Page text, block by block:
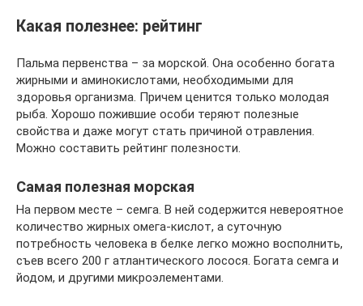
Какая полезнее: рейтинг
Пальма первенства – за морской. Она особенно богата
жирными и аминокислотами, необходимыми для
здоровья организма. Причем ценится только молодая
рыба. Хорошо пожившие особи теряют полезные
свойства и даже могут стать причиной отравления.
Можно составить рейтинг полезности.
Самая полезная морская
На первом месте – семга. В ней содержится невероятное
количество жирных омега-кислот, а суточную
потребность человека в белке легко можно восполнить,
съев всего 200 г атлантического лосося. Богата семга и
йодом, и другими микроэлементами.